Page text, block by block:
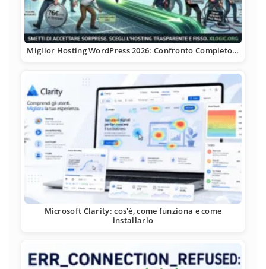
Miglior Hosting WordPress 2026: Confronto Completo…
Microsoft Clarity: cos'è, come funziona e come
installarlo